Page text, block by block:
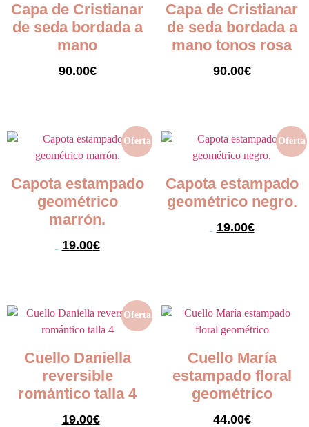
Capa de Cristianar
de seda bordada a
mano
90.00€
Capa de Cristianar
de seda bordada a
mano tonos rosa
90.00€
Oferta
Capota estampado
geométrico
marrón.
19.00€
Oferta
Capota estampado
geométrico negro.
19.00€
Oferta
Cuello Daniella
reversible
romántico talla 4
19.00€
Cuello María
estampado floral
geométrico
44.00€